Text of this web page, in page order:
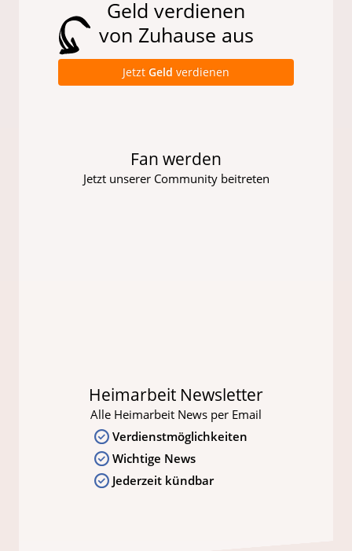
Geld verdienen
von Zuhause aus
Jetzt Geld verdienen
Fan werden
Jetzt unserer Community beitreten
Heimarbeit Newsletter
Alle Heimarbeit News per Email
Verdienstmöglichkeiten
Wichtige News
Jederzeit kündbar